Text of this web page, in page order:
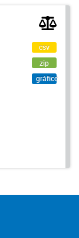
csv
zip
gráfico